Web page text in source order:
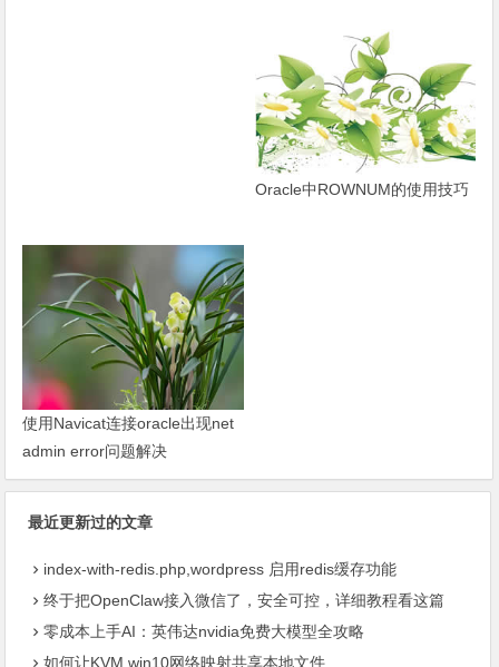
Oracle中ROWNUM的使用技巧
使用Navicat连接oracle出现net
admin error问题解决
最近更新过的文章
index-with-redis.php,wordpress 启用redis缓存功能
终于把OpenClaw接入微信了，安全可控，详细教程看这篇
零成本上手AI：英伟达nvidia免费大模型全攻略
如何让KVM win10网络映射共享本地文件